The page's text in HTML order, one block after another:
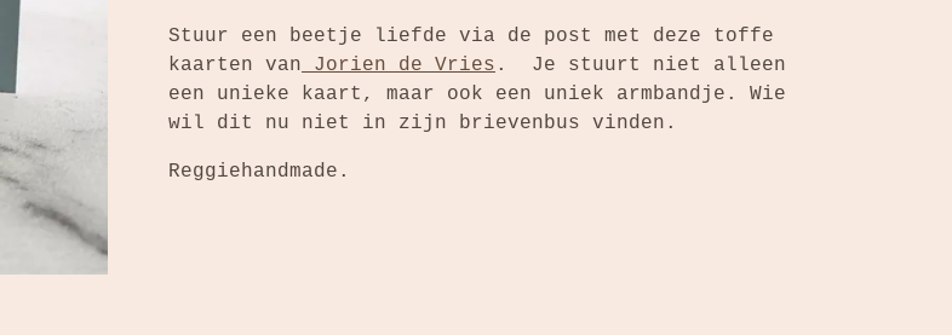
Stuur een beetje liefde via de post met deze toffe
kaarten van Jorien de Vries . Je stuurt niet alleen
een unieke kaart, maar ook een uniek armbandje. Wie
wil dit nu niet in zijn brievenbus vinden.
Reggiehandmade.